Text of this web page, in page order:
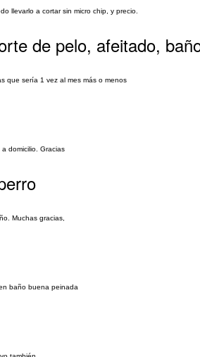
llevarlo a cortar sin micro chip, y precio.
de pelo, afeitado,
que sería 1 vez al mes más o menos
domicilio. Gracias
Muchas gracias,
baño buena peinada